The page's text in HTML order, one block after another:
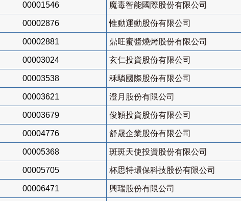
00001546 魔毒智能國際股份有限公司
00002876 惟動運動股份有限公司
00002881 鼎旺蜜醬燒烤股份有限公司
00003024 玄仁投資股份有限公司
00003538 秝驎國際股份有限公司
00003621 澄月股份有限公司
00003679 俊穎投資股份有限公司
00004776 舒晟企業股份有限公司
00005368 斑斑天使投資股份有限公司
00005705 杯思特環保科技股份有限公司
00006471 興瑞股份有限公司